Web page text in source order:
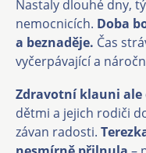
Nastaly dlouhé dny,
nemocnicích. Doba
a beznaděje. Čas
vyčerpávající a
Zdravotní klauni ale
dětmi a jejich rodiči
závan radosti.